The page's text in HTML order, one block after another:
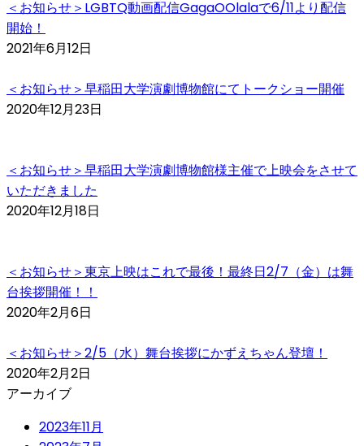
＜お知らせ＞LGBTQ動画配信GagaOOlalaで6/11より配信
開始！
2021年6月12日
＜お知らせ＞早稲田大学演劇博物館にてトークショー開催
2020年12月23日
＜お知らせ＞早稲田大学演劇博物館様主催で上映会をさせて
いただきました
2020年12月18日
＜お知らせ＞東京上映はこれで最後！最終日2/7（金）は舞
台挨拶開催！！
2020年2月6日
＜お知らせ＞2/5（水）舞台挨拶にかずえちゃん登壇！
2020年2月2日
アーカイブ
2023年11月